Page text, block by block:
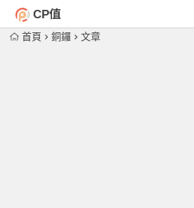
CP值
首頁 銅鑼 文章